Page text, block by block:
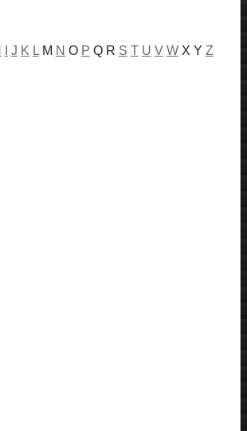
J K LM N O P Q R S T U V WX Y Z